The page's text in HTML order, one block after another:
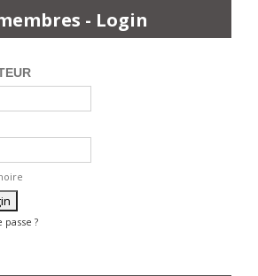
- Login
?